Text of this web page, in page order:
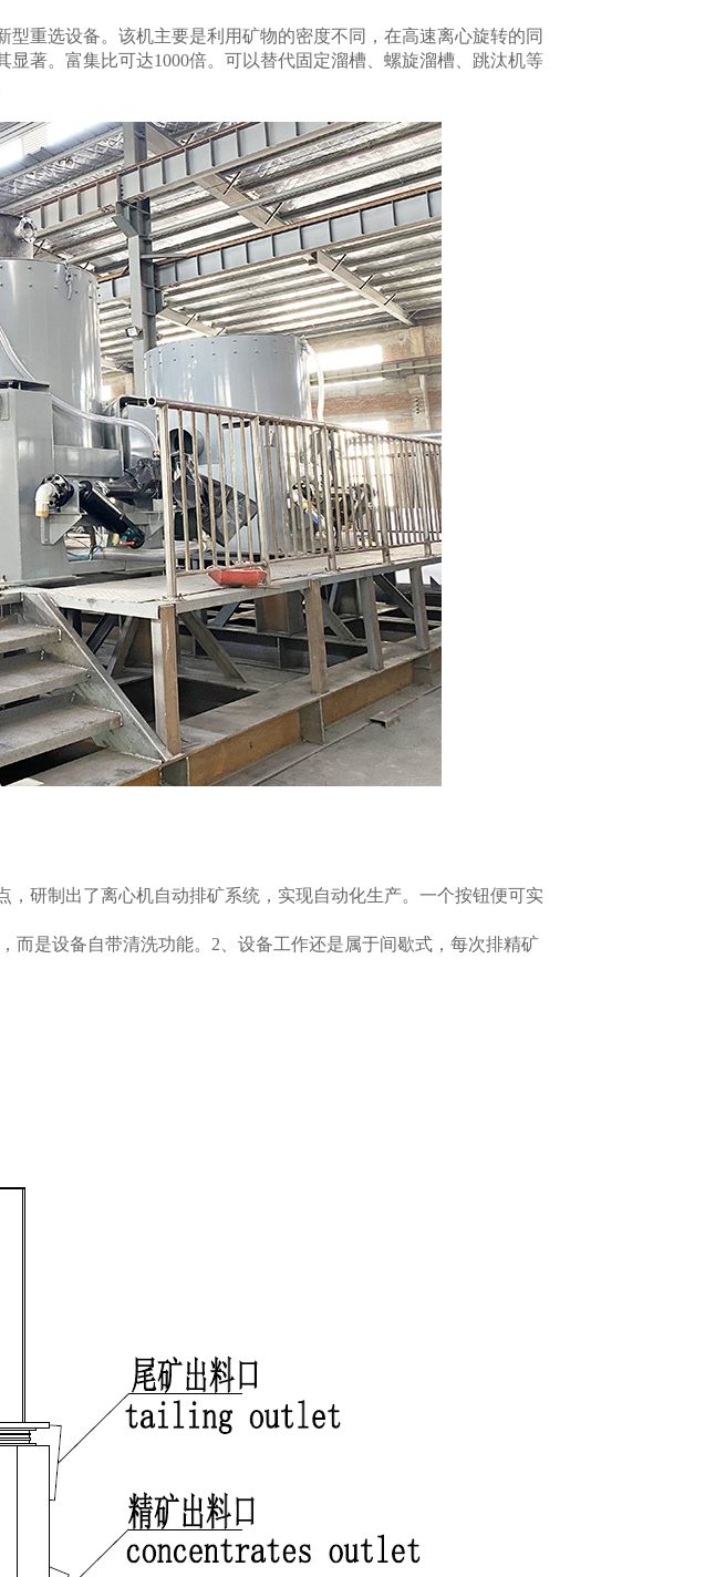
重选设备。该机主要是利用矿物的密度不同，在高速离心旋转的同
著。富集比可达1000倍。可以替代固定溜槽、螺旋溜槽、跳汰机等
研制出了离心机自动排矿系统，实现自动化生产。一个按钮便可实
而是设备自带清洗功能。 2 、设备工作还是属于间歇式，每次排精矿